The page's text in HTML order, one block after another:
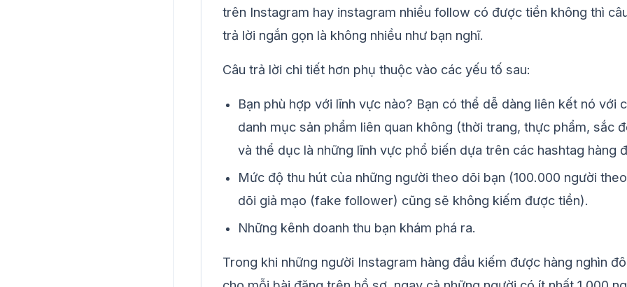
trên Instagram hay instagram nhiều follow có được tiền không thì
trả lời ngắn gọn là không nhiều như bạn nghĩ.
Câu trả lời chi tiết hơn phụ thuộc vào các yếu tố sau:
Bạn phù hợp với lĩnh vực nào? Bạn có thể dễ dàng liên kết nó với
danh mục sản phẩm liên quan không (thời trang, thực phẩm, sắc
và thể dục là những lĩnh vực phổ biến dựa trên các hashtag hàng
Mức độ thu hút của những người theo dõi bạn (100.000 người theo
dõi giả mạo (fake follower) cũng sẽ không kiếm được tiền).
Những kênh doanh thu bạn khám phá ra.
Trong khi những người Instagram hàng đầu kiếm được hàng nghìn